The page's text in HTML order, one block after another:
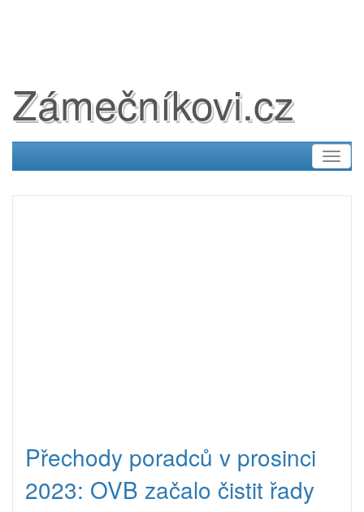
Zámečníkovi.cz
Přechody poradců v prosinci
2023: OVB začalo čistit řady